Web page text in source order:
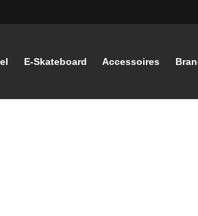
E-Skateboard Accessoires